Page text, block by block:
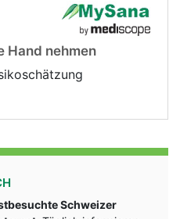
Hand nehmen
Schweizer